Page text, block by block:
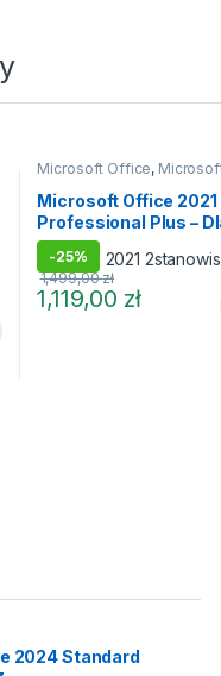
Microsoft Office,
Microsoft Office 2021
Professional Plus –
Firm, Do Domu (2
stanowiska)
-25%
1,119,00 zł
1,499,00zł
2024 Standard